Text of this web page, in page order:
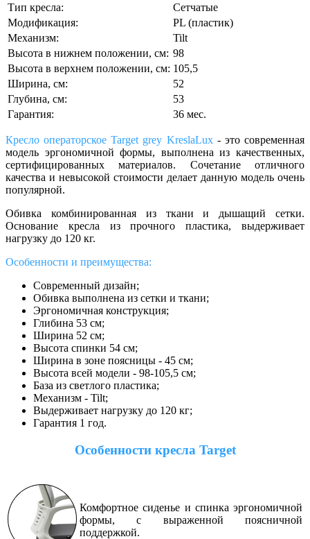
Тип кресла:
Сетчатые
Модификация:
PL (пластик)
Механизм:
Tilt
Высота в нижнем положении, см: 98
Высота в верхнем положении, см: 105,5
Ширина, см:
52
Глубина, см:
53
Гарантия:
36 мес.
Кресло операторское Target grey KreslaLux - это современная
модель эргономичной формы, выполнена из качественных,
сертифицированных материалов. Сочетание отличного
качества и невысокой стоимости делает данную модель очень
популярной.
Обивка комбинированная из ткани и дышащий сетки.
Основание кресла из прочного пластика, выдерживает
нагрузку до 120 кг.
Особенности и преимущества:
Современный дизайн;
Обивка выполнена из сетки и ткани;
Эргономичная конструкция;
Глибина 53 см;
Ширина 52 см;
Высота спинки 54 см;
Ширина в зоне поясницы - 45 см;
Высота всей модели - 98-105,5 см;
База из светлого пластика;
Механизм - Tilt;
Выдерживает нагрузку до 120 кг;
Гарантия 1 год.
Особенности кресла Target
Комфортное сиденье и спинка эргономичной
формы, с выраженной поясничной
поддержкой.